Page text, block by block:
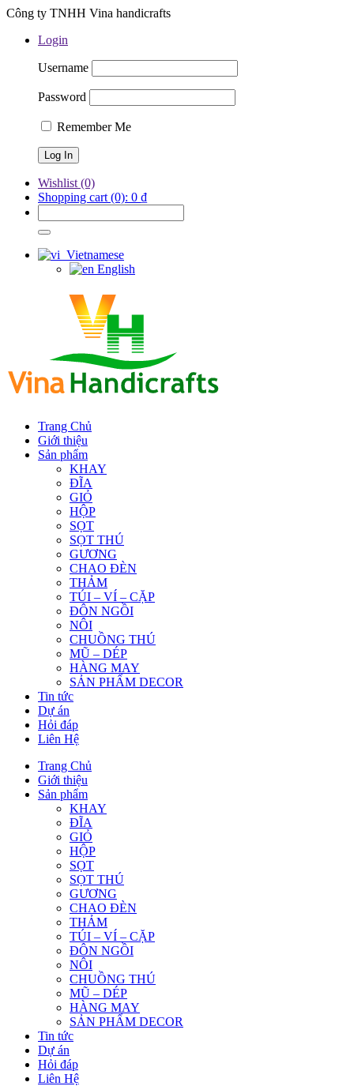
Công ty TNHH Vina handicrafts
Login
Username
Password
Remember Me
Wishlist (0)
Shopping cart (0): 0 ₫
Vietnamese
English
Trang Chủ
Giới thiệu
Sản phẩm
KHAY
ĐĨA
GIỎ
HỘP
SỌT
SỌT THÚ
GƯƠNG
CHAO ĐÈN
THẢM
TÚI – VÍ – CẶP
ĐÔN NGỒI
NÔI
CHUỒNG THÚ
MŨ – DÉP
HÀNG MAY
SẢN PHẨM DECOR
Tin tức
Dự án
Hỏi đáp
Liên Hệ
Trang Chủ
Giới thiệu
Sản phẩm
KHAY
ĐĨA
GIỎ
HỘP
SỌT
SỌT THÚ
GƯƠNG
CHAO ĐÈN
THẢM
TÚI – VÍ – CẶP
ĐÔN NGỒI
NÔI
CHUỒNG THÚ
MŨ – DÉP
HÀNG MAY
SẢN PHẨM DECOR
Tin tức
Dự án
Hỏi đáp
Liên Hệ